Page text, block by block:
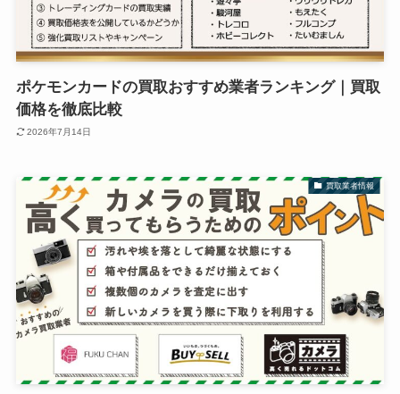
ポケモンカードの買取おすすめ業者ランキング｜買取
価格を徹底比較
2026年7月14日
買取業者情報